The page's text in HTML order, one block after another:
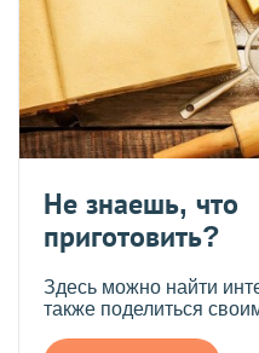
Не знаешь, что
приготовить?
Здесь можно найти
также поделиться